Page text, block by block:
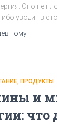
Оно не
уводит в
тому
ПРОДУКТЫ
и
что